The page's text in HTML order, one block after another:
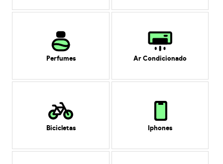
Perfumes Ar Condicionado
Bicicletas Iphones